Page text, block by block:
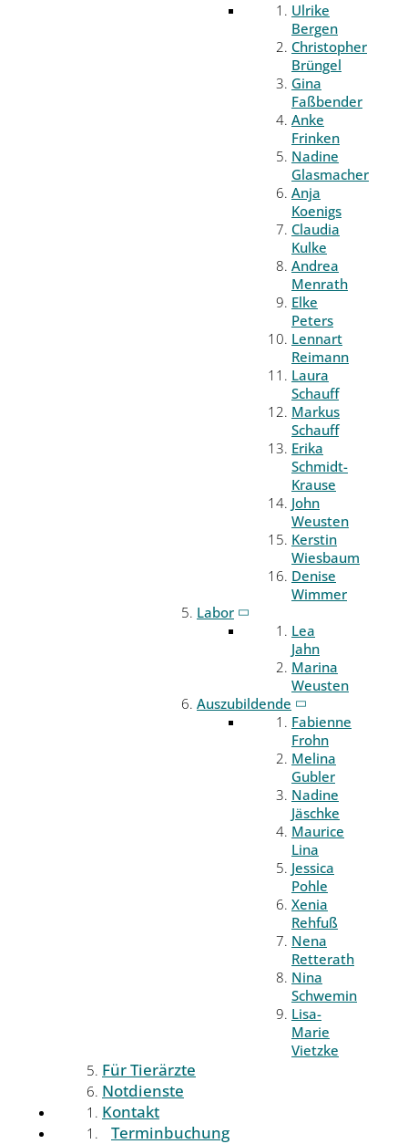
Ulrike
Bergen
Christopher
Brüngel
Gina
Faßbender
Anke
Frinken
Nadine
Glasmacher
Anja
Koenigs
Claudia
Kulke
Andrea
Menrath
Elke
Peters
Lennart
Reimann
Laura
Schauff
Markus
Schauff
Erika
Schmidt-
Krause
John
Weusten
Kerstin
Wiesbaum
Denise
Wimmer
Labor
Lea
Jahn
Marina
Weusten
Auszubildende
Fabienne
Frohn
Melina
Gubler
Nadine
Jäschke
Maurice
Lina
Jessica
Pohle
Xenia
Rehfuß
Nena
Retterath
Nina
Schwemin
Lisa-
Marie
Vietzke
Für Tierärzte
Notdienste
Kontakt
Terminbuchung